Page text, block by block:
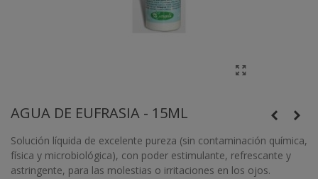
AGUA DE EUFRASIA - 15ML
Solución líquida de excelente pureza (sin contaminación química,
física y microbiológica), con poder estimulante, refrescante y
astringente, para las molestias o irritaciones en los ojos.